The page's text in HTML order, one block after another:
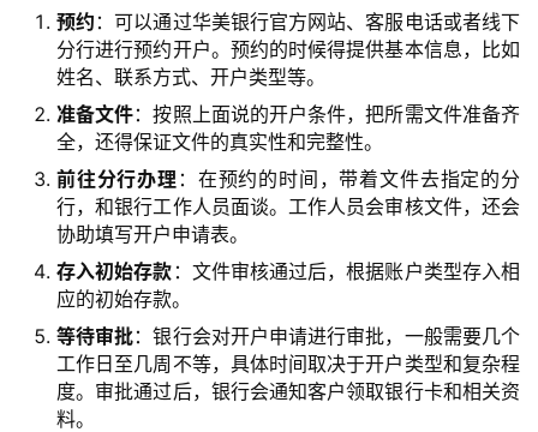
预约 ：可以通过华美银行官方网站、客服电话或者线下
分行进行预约开户。预约的时候得提供基本信息，比如
姓名、联系方式、开户类型等。
准备文件：按照上面说的开户条件，把所需文件准备齐
全，还得保证文件的真实性和完整性。
前往分行办理 ：在预约的时间，带着文件去指定的分
行，和银行工作人员面谈。工作人员会审核文件，还会
协助填写开户申请表。
存入初始存款 ：文件审核通过后，根据账户类型存入相
应的初始存款。
等待审批：银行会对开户申请进行审批，一般需要几个
工作日至几周不等，具体时间取决于开户类型和复杂程
度。审批通过后，银行会通知客户领取银行卡和相关资
料。